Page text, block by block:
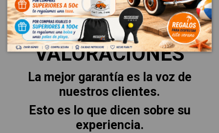
VALORACIONES
La mejor garantía es la voz de
nuestros clientes.
Esto es lo que dicen sobre su
experiencia.